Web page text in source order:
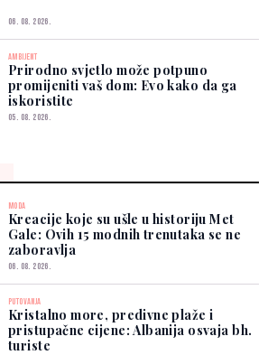
06. 08. 2026.
AMBIJENT
Prirodno svjetlo može potpuno
promijeniti vaš dom: Evo kako da ga
iskoristite
05. 08. 2026.
MODA
Kreacije koje su ušle u historiju Met
Gale: Ovih 15 modnih trenutaka se ne
zaboravlja
06. 08. 2026.
PUTOVANJA
Kristalno more, predivne plaže i
pristupačne cijene: Albanija osvaja bh.
turiste